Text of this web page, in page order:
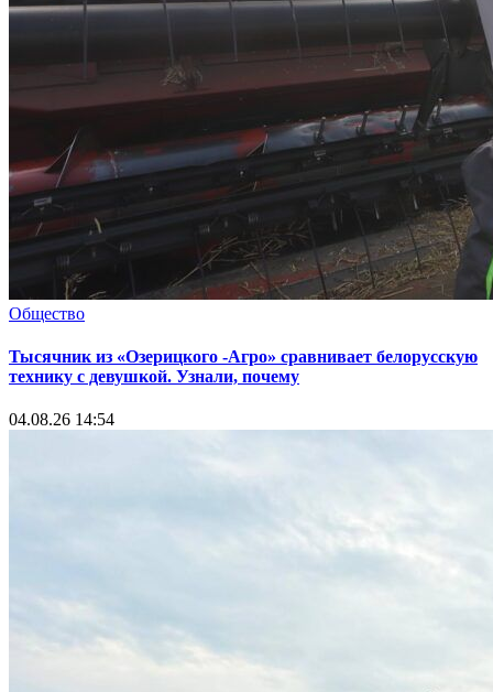
Общество
Тысячник из «Озерицкого -Агро» сравнивает белорусскую
технику с девушкой. Узнали, почему
04.08.26 14:54